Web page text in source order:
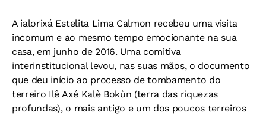
A ialorixá Estelita Lima Calmon recebeu uma visita
incomum e ao mesmo tempo emocionante na sua
casa, em junho de 2016. Uma comitiva
interinstitucional levou, nas suas mãos, o documento
que deu início ao processo de tombamento do
terreiro Ilê Axé Kalè Bokùn (terra das riquezas
profundas), o mais antigo e um dos poucos terreiros